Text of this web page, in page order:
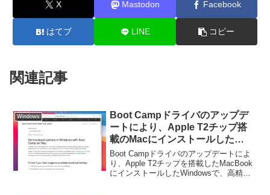
X Mastodon Facebook
はてブ LINE コピー
関連記事
Windows
Boot Campドライバのアップデ
ートにより、Apple T2チップ搭
載のMacにインストールした
Windows環境で高精度タッチパ
ッド操作「Precision
Touchpad」が利用可能に。
Boot Campドライバのアップデートによ
り、Apple T2チップを搭載したMacBook
にインストールしたWindowsで、高精度